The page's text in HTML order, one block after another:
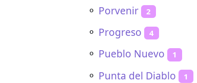
⚬ Porvenir 2
⚬ Progreso 4
⚬ Pueblo Nuevo 1
⚬ Punta del Diablo 1